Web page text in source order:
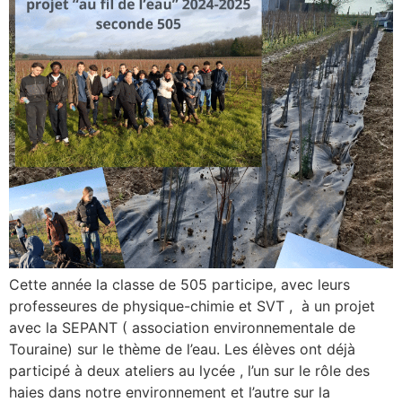
Cette année la classe de 505 participe, avec leurs
professeures de physique-chimie et SVT , à un projet
avec la SEPANT ( association environnementale de
Touraine) sur le thème de l’eau. Les élèves ont déjà
participé à deux ateliers au lycée , l’un sur le rôle des
haies dans notre environnement et l’autre sur la